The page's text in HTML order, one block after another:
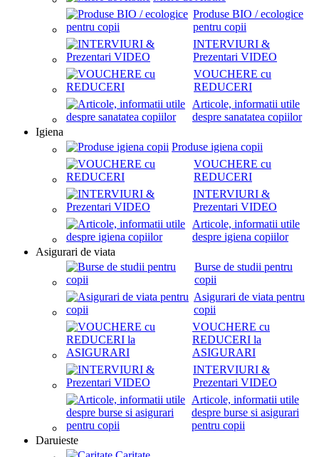
Produse BIO / ecologice
pentru copii
INTERVIURI &
Prezentari VIDEO
VOUCHERE cu
REDUCERI
Articole, informatii utile
despre sanatatea copiilor
Igiena
Produse igiena copii
VOUCHERE cu
REDUCERI
INTERVIURI &
Prezentari VIDEO
Articole, informatii utile
despre igiena copiilor
Asigurari de viata
Burse de studii pentru
copii
Asigurari de viata pentru
copii
VOUCHERE cu
REDUCERI la
ASIGURARI
INTERVIURI &
Prezentari VIDEO
Articole, informatii utile
despre burse si asigurari
pentru copii
Daruieste